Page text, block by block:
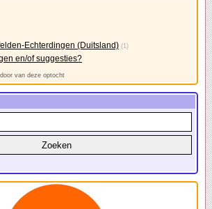
Echterdingen (Duitsland) (1)
en/of suggesties?
van deze optocht